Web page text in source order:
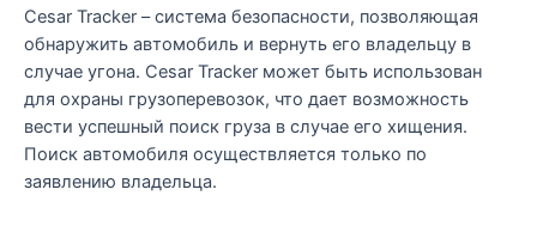
Cesar Tracker – система безопасности, позволяющая
обнаружить автомобиль и вернуть его владельцу в
случае угона. Cesar Tracker может быть использован
для охраны грузоперевозок, что дает возможность
вести успешный поиск груза в случае его хищения.
Поиск автомобиля осуществляется только по
заявлению владельца.